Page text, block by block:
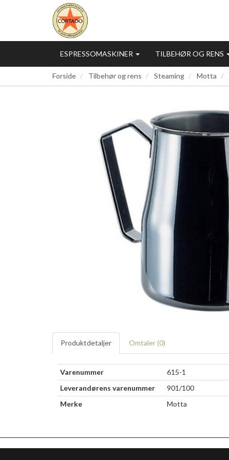
ESPRESSOMASKINER TILBEHØR OG RENS
Forside Tilbehør og rens Steaming Motta
Produktdetaljer Omtaler (0)
Varenummer
615-1
Leverandørens varenummer
901/100
Merke
Motta